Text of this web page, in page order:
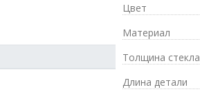
Цвет
Материал
Толщина стекла
Длина детали